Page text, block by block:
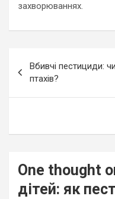
захворюваннях.
записів
Вбивчі пестициди:
птахів?
One thought
дітей: як